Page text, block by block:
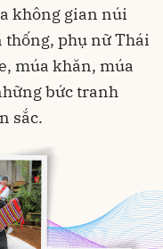
không gian núi
thống, phụ nữ Thái
múa khăn, múa
bức tranh
sắc.